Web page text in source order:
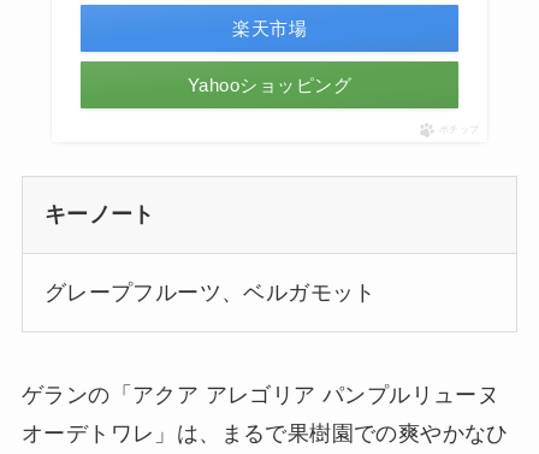
楽天市場
Yahooショッピング
ポチップ
キーノート
グレープフルーツ、ベルガモット
ゲランの「アクア アレゴリア パンプルリューヌ
オーデトワレ」は、まるで果樹園での爽やかなひ